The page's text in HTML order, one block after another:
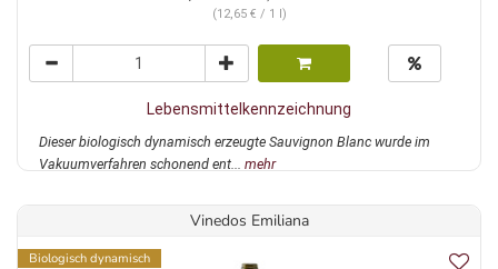
(12,65 € / 1 l)
Lebensmittelkennzeichnung
Dieser biologisch dynamisch erzeugte Sauvignon Blanc wurde im
Vakuumverfahren schonend ent... mehr
Vinedos Emiliana
Biologisch dynamisch